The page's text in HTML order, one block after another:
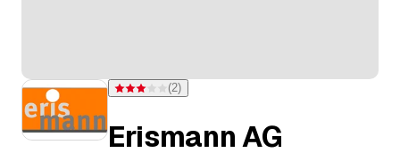
Bewertung 3 von 5 Sternen bei 2 Bewertungen
(2)
Erismann AG